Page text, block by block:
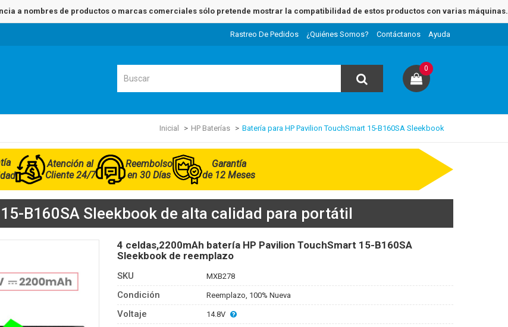
a nombres de productos o marcas comerciales sólo pretende mostrar la compatibilidad de estos productos con varias máquinas.
Rastreo De Pedidos ¿Quiénes Somos? Contáctanos Ayuda
0
Inicial HP Baterías Batería para HP Pavilion TouchSmart 15-B160SA Sleekbook
Atención al
Cliente 24/7
Reembolso
en 30 Días
Garantía
de 12 Meses
B160SA Sleekbook de alta calidad para portátil
4 celdas,2200mAh batería HP Pavilion TouchSmart 15-B160SA
Sleekbook de reemplazo
SKU MXB278
Condición Reemplazo, 100% Nueva
Voltaje 14.8V